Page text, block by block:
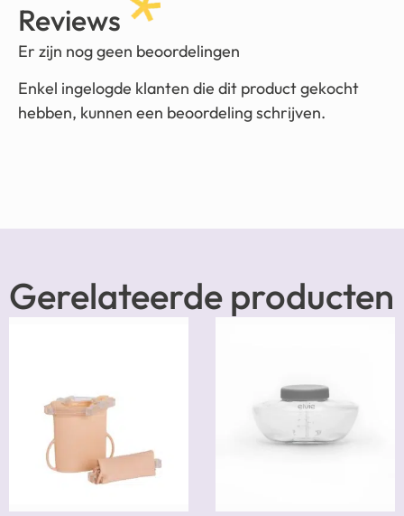
Reviews
Er zijn nog geen beoordelingen
Enkel ingelogde klanten die dit product gekocht
hebben, kunnen een beoordeling schrijven.
Gerelateerde producten